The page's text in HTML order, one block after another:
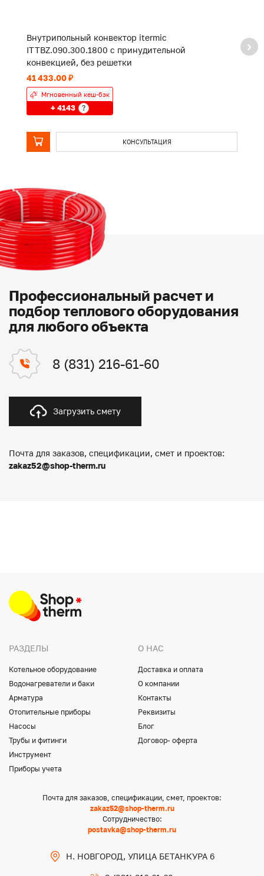
Внутрипольный конвектор itermic
ITTBZ.090.300.1800 с принудительной
конвекцией, без решетки
41 433.00 ₽
Мгновенный кеш-бэк
+ 4143 ?
КОНСУЛЬТАЦИЯ
Профессиональный расчет и
подбор теплового оборудования
для любого объекта
8 (831) 216-61-60
Загрузить смету
Почта для заказов, спецификации, смет и проектов:
zakaz52@shop-therm.ru
РАЗДЕЛЫ
Котельное оборудование
Водонагреватели и баки
Арматура
Отопительные приборы
Насосы
Трубы и фитинги
Инструмент
Приборы учета
О НАС
Доставка и оплата
О компании
Контакты
Реквизиты
Блог
Договор- оферта
Почта для заказов, спецификации, смет, проектов:
zakaz52@shop-therm.ru
Сотрудничество:
postavka@shop-therm.ru
Н. НОВГОРОД, УЛИЦА БЕТАНКУРА 6